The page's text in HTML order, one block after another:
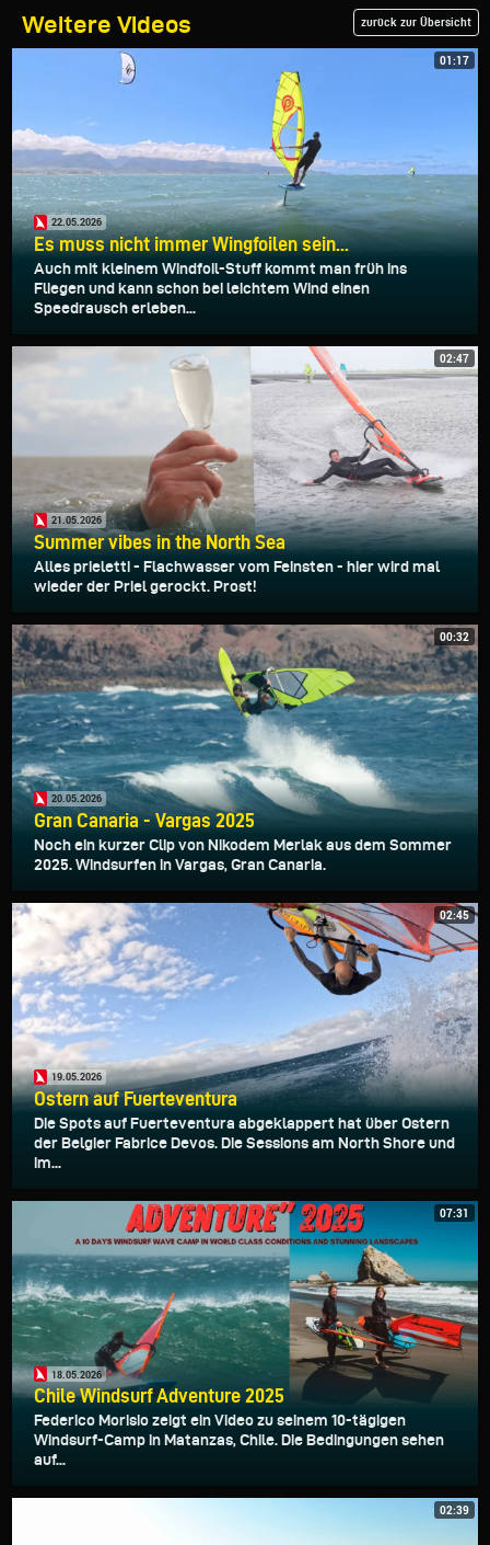
Weitere Videos zurück zur Übersicht
01:17
22.05.2026
Es muss nicht immer Wingfoilen sein...
Auch mit kleinem Windfoil-Stuff kommt man früh ins
Fliegen und kann schon bei leichtem Wind einen
Speedrausch erleben...
02:47
21.05.2026
Summer vibes in the North Sea
Alles prieletti - Flachwasser vom Feinsten - hier wird mal
wieder der Priel gerockt. Prost!
00:32
20.05.2026
Gran Canaria - Vargas 2025
Noch ein kurzer Clip von Nikodem Merlak aus dem Sommer
2025. Windsurfen in Vargas, Gran Canaria.
02:45
19.05.2026
Ostern auf Fuerteventura
Die Spots auf Fuerteventura abgeklappert hat über Ostern
der Belgier Fabrice Devos. Die Sessions am North Shore und
im...
07:31
18.05.2026
Chile Windsurf Adventure 2025
Federico Morisio zeigt ein Video zu seinem 10-tägigen
Windsurf-Camp in Matanzas, Chile. Die Bedingungen sehen
auf...
02:39